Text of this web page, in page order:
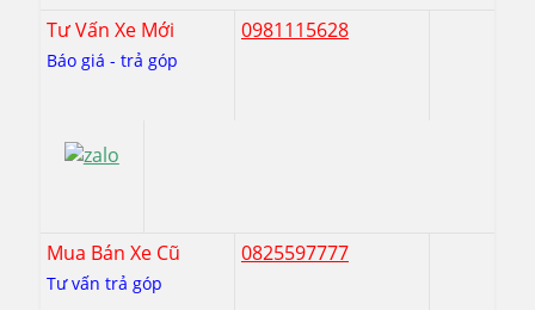
Tư Vấn Xe Mới
Báo giá - trả góp
0981115628
Mua Bán Xe Cũ
Tư vấn trả góp
0825597777